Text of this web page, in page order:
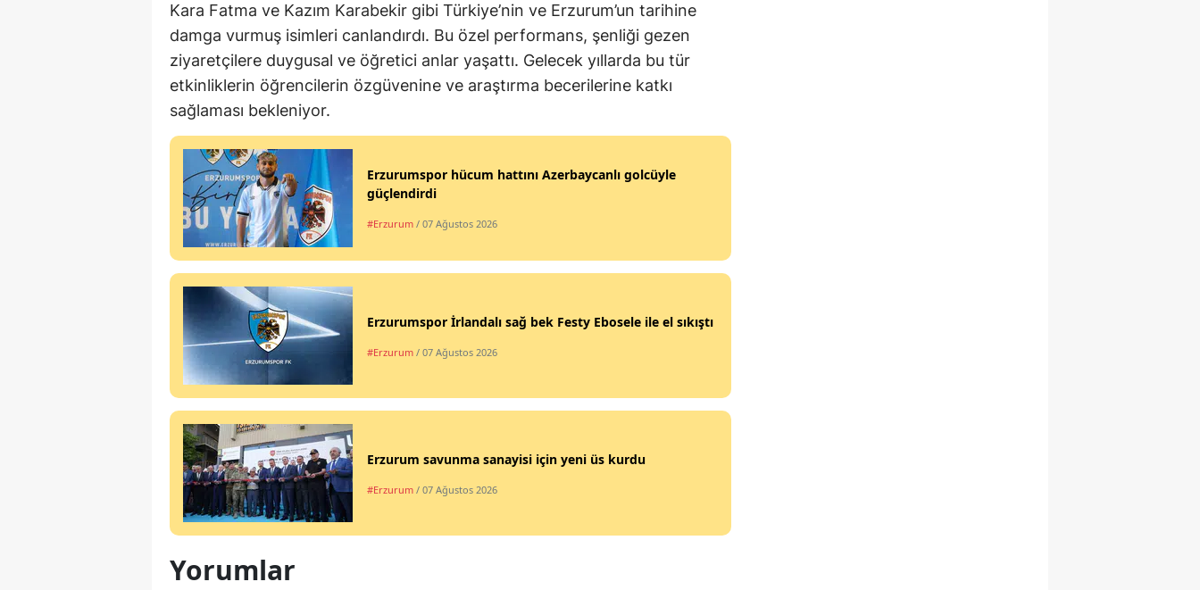
Kara Fatma ve Kazım Karabekir gibi Türkiye’nin ve Erzurum’un tarihine
damga vurmuş isimleri canlandırdı. Bu özel performans, şenliği gezen
ziyaretçilere duygusal ve öğretici anlar yaşattı. Gelecek yıllarda bu tür
etkinliklerin öğrencilerin özgüvenine ve araştırma becerilerine katkı
sağlaması bekleniyor.
Erzurumspor hücum hattını Azerbaycanlı golcüyle
güçlendirdi
#Erzurum / 07 Ağustos 2026
Erzurumspor İrlandalı sağ bek Festy Ebosele ile el sıkıştı
#Erzurum / 07 Ağustos 2026
Erzurum savunma sanayisi için yeni üs kurdu
#Erzurum / 07 Ağustos 2026
Yorumlar